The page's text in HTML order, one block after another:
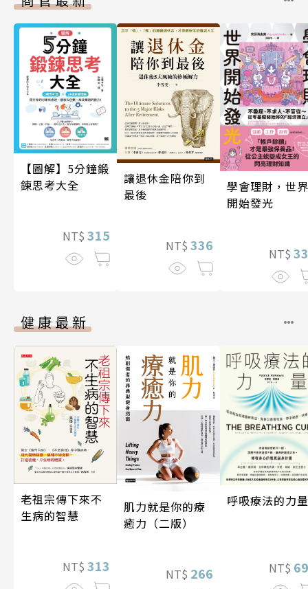
【圖解】5分鐘鍛
鍊思考大全
NT$ 315
讓退休金陪你到
最後
NT$ 336
學會理財，世界
開始發光
NT$
健康最新
老祖宗傳下來不
生病的智慧
NT$ 313
肌力就是你的療
癒力（二版）
NT$ 266
呼吸療法的力量
NT$